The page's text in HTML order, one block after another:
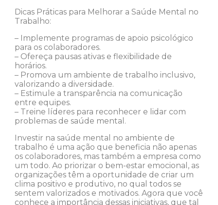
Dicas Práticas para Melhorar a Saúde Mental no
Trabalho:
– Implemente programas de apoio psicológico
para os colaboradores.
– Ofereça pausas ativas e flexibilidade de
horários.
– Promova um ambiente de trabalho inclusivo,
valorizando a diversidade.
– Estimule a transparência na comunicação
entre equipes.
– Treine líderes para reconhecer e lidar com
problemas de saúde mental.
Investir na saúde mental no ambiente de
trabalho é uma ação que beneficia não apenas
os colaboradores, mas também a empresa como
um todo. Ao priorizar o bem-estar emocional, as
organizações têm a oportunidade de criar um
clima positivo e produtivo, no qual todos se
sentem valorizados e motivados. Agora que você
conhece a importância dessas iniciativas, que tal